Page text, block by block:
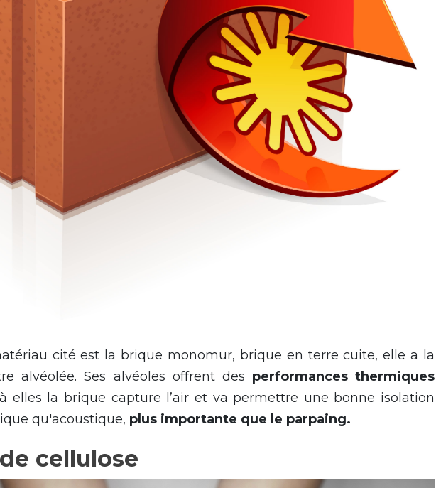
cité est la brique monomur, brique en terre cuite, elle a la
alvéolée. Ses alvéoles offrent des performances thermiques
elles la brique capture l’air et va permettre une bonne isolation
qu'acoustique, plus importante que le parpaing.
cellulose